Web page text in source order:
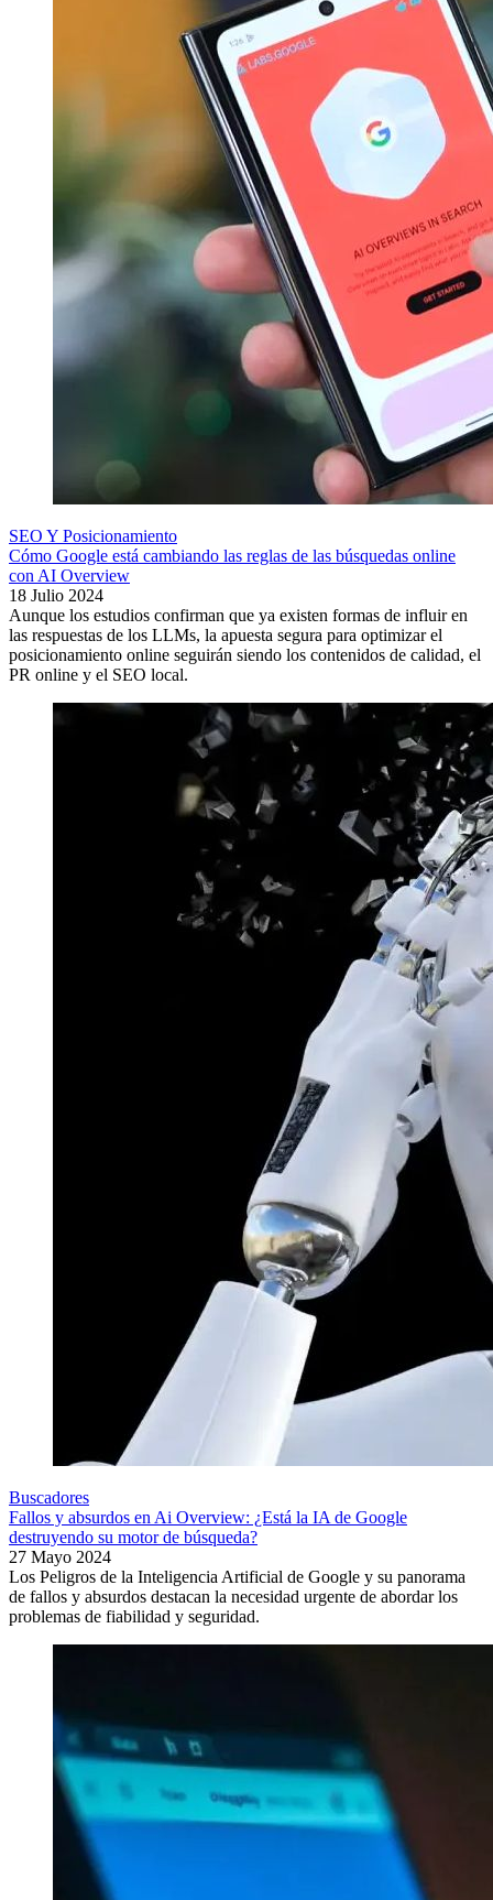
SEO Y Posicionamiento
Cómo Google está cambiando las reglas de las búsquedas online
con AI Overview
18 Julio 2024
Aunque los estudios confirman que ya existen formas de influir en
las respuestas de los LLMs, la apuesta segura para optimizar el
posicionamiento online seguirán siendo los contenidos de calidad, el
PR online y el SEO local.
Buscadores
Fallos y absurdos en Ai Overview: ¿Está la IA de Google
destruyendo su motor de búsqueda?
27 Mayo 2024
Los Peligros de la Inteligencia Artificial de Google y su panorama
de fallos y absurdos destacan la necesidad urgente de abordar los
problemas de fiabilidad y seguridad.